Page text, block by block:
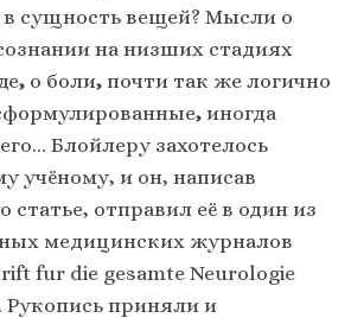
сущность вещей? Мысли о
на низших стадиях
, о боли, почти так же логично
, иногда
Блойлеру захотелось
учёному, и он, написав
статье, отправил её в один из
медицинских журналов
fur die gesamte Neurologie
Рукопись приняли и